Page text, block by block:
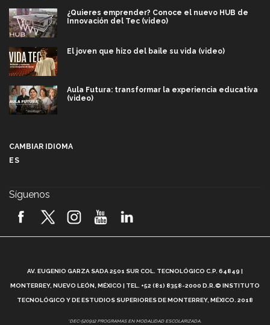
¿Quieres emprender? Conoce el nuevo HUB de
Innovación del Tec (video)
El joven que hizo del baile su vida (video)
Aula Futura: transformar la experiencia educativa
(video)
2026! (video)
¿Cómo es el Modelo Educativo Tec? (video)
Vida Tec: Feminismo e Inteligencia Artificial, Paola
CAMBIAR IDIOMA
ES
Síguenos
AV. EUGENIO GARZA SADA 2501 SUR COL. TECNOLÓGICO C.P. 64849 |
MONTERREY, NUEVO LEÓN, MÉXICO | TEL. +52 (81) 8358-2000 D.R.© INSTITUTO
TECNOLÓGICO Y DE ESTUDIOS SUPERIORES DE MONTERREY, MÉXICO. 2018
*DEC-520912 PROGRAMAS EN MODALIDAD ESCOLARIZADA.